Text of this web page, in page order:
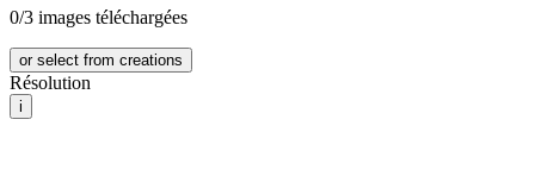
0/3 images téléchargées
or select from creations
Résolution
i